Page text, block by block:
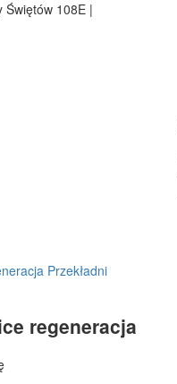
Świętów 108E |
Przekładni
regeneracja